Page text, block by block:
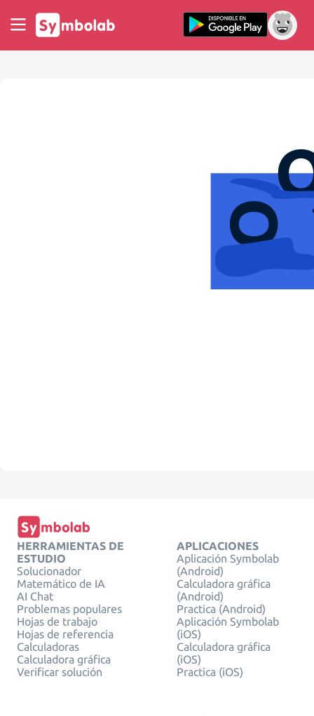
HERRAMIENTAS DE
ESTUDIO
Solucionador
Matemático de IA
AI Chat
Problemas populares
Hojas de trabajo
Hojas de referencia
Calculadoras
Calculadora gráfica
Verificar solución
APLICACIONES
Aplicación Symbolab
(Android)
Calculadora gráfica
(Android)
Practica (Android)
Aplicación Symbolab
(iOS)
Calculadora gráfica
(iOS)
Practica (iOS)